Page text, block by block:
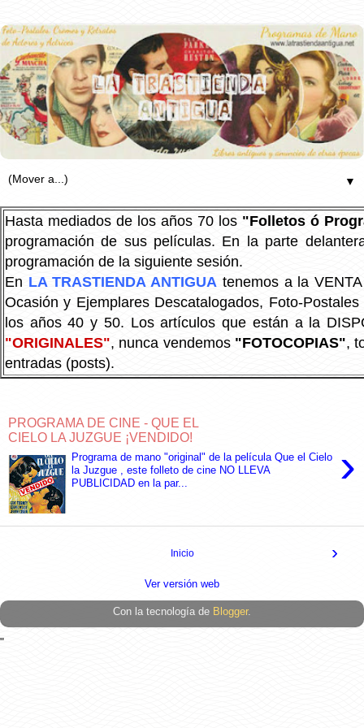
▼
Hasta mediados de los años 70 los "Folletos ó
programación de sus películas. En la parte
programación de la siguiente sesión.
En LA TRASTIENDA ANTIGUA tenemos a la
Ocasión y Ejemplares Descatalogados, Foto-
los años 40 y 50. Los artículos que están a la
"ORIGINALES", nunca vendemos "FOTOCOPIAS",
entradas (posts).
PROGRAMA DE CINE - QUE EL
CIELO LA JUZGUE ¡VENDIDO!
›
Programa de mano "original" de la película Que el Cielo
la Juzgue , este folleto de cine NO LLEVA
PUBLICIDAD en la par...
›
Inicio
Ver versión web
Con la tecnología de Blogger.
"